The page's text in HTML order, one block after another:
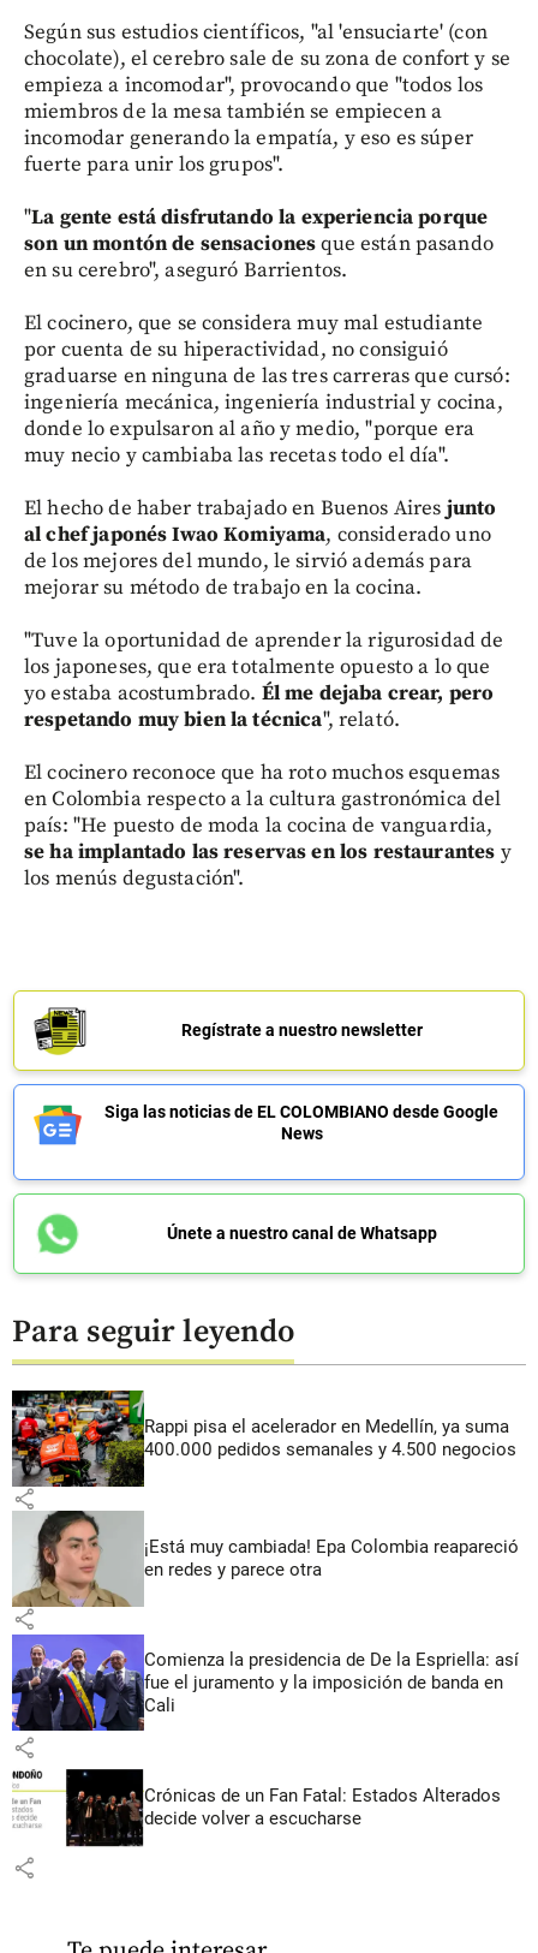
Según sus estudios científicos, "al 'ensuciarte' (con
chocolate), el cerebro sale de su zona de confort y se
empieza a incomodar", provocando que "todos los
miembros de la mesa también se empiecen a
incomodar generando la empatía, y eso es súper
fuerte para unir los grupos".
"La gente está disfrutando la experiencia porque
son un montón de sensacionesque están pasando
en su cerebro", aseguró Barrientos.
El cocinero, que se considera muy mal estudiante
por cuenta de su hiperactividad, no consiguió
graduarse en ninguna de las tres carreras que cursó:
ingeniería mecánica, ingeniería industrial y cocina,
donde lo expulsaron al año y medio, "porque era
muy necio y cambiaba las recetas todo el día".
El hecho de haber trabajado en Buenos Aires junto
al chef japonés Iwao Komiyama, considerado uno
de los mejores del mundo, le sirvió además para
mejorar su método de trabajo en la cocina.
"Tuve la oportunidad de aprender la rigurosidad de
los japoneses, que era totalmente opuesto a lo que
yo estaba acostumbrado. Él me dejaba crear, pero
respetando muy bien la técnica", relató.
El cocinero reconoce que ha roto muchos esquemas
en Colombia respecto a la cultura gastronómica del
país: "He puesto de moda la cocina de vanguardia,
se ha implantado las reservas en los restaurantes y
los menús degustación".
Regístrate a nuestro newsletter
Siga las noticias de EL COLOMBIANO desde Google
News
Únete a nuestro canal de Whatsapp
Para seguir leyendo
Rappi pisa el acelerador en Medellín, ya suma
400.000 pedidos semanales y 4.500 negocios
share
¡Está muy cambiada! Epa Colombia reapareció
en redes y parece otra
share
Comienza la presidencia de De la Espriella: así
fue el juramento y la imposición de banda en
Cali
share
Crónicas de un Fan Fatal: Estados Alterados
decide volver a escucharse
share